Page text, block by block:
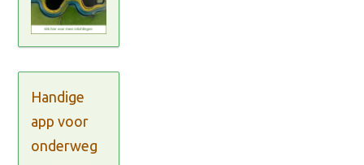
Handige
app voor
onderweg